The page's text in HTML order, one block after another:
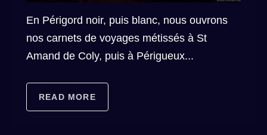
En Périgord noir, puis blanc, nous ouvrons
nos carnets de voyages métissés à St
Amand de Coly, puis à Périgueux...
READ MORE